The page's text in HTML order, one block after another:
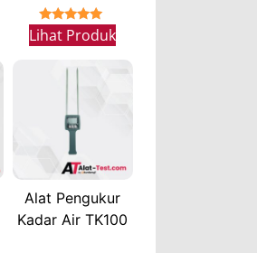
★★★★★
Lihat Produk
Alat Pengukur
Kadar Air TK100